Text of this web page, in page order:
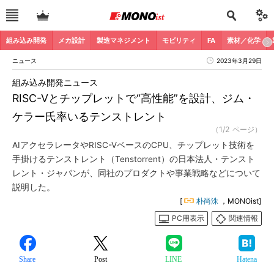
組み込み開発 メカ設計 製造マネジメント モビリティ FA 素材／化学
ニュース 2023年3月29日
RISC-Vとチップレットで“高性能”を設計、ジム・
ケラー氏率いるテンストレント
組み込み開発ニュース
（1/2 ページ）
AIアクセラレータやRISC-VベースのCPU、チップレット技術を
手掛けるテンストレント（Tenstorrent）の日本法人・テンスト
レント・ジャパンが、同社のプロダクトや事業戦略などについて
説明した。
[ 朴尚洙 ，MONOist]
PC用表示
関連情報
Share Post LINE Hatena